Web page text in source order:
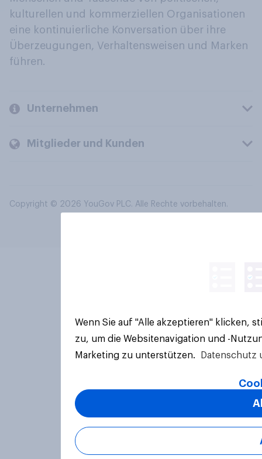
kulturellen und kommerziellen Organisationen
eine kontinuierliche Konversation über ihre
Überzeugungen, Verhaltensweisen und Marken
führen.
Unternehmen
Mitglieder und Kunden
Copyright © 2026 YouGov PLC. Alle Rechte vorbehalten.
Wenn Sie auf "Alle akzeptieren" klicken,
zu, um die Websitenavigation und -
Marketing zu unterstützen.
Datenschutz